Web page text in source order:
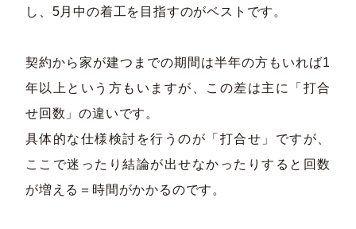
し、5月中の着工を目指すのがベストです。​
契約から家が建つまでの期間は半年の方もいれば1
年以上という方もいますが、この差は主に「打合
せ回数」の違いです。​
具体的な仕様検討を行うのが「打合せ」ですが、
ここで迷ったり結論が出せなかったりすると回数
が増える＝時間がかかるのです。​